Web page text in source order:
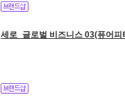
세로_글로벌 비즈니스 03(퓨어피